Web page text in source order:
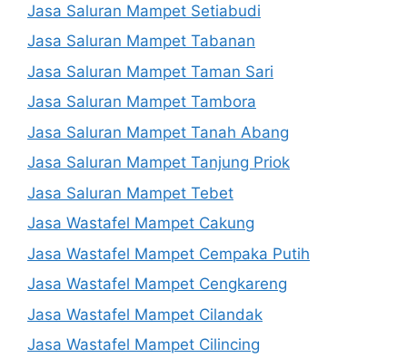
Jasa Saluran Mampet Setiabudi
Jasa Saluran Mampet Tabanan
Jasa Saluran Mampet Taman Sari
Jasa Saluran Mampet Tambora
Jasa Saluran Mampet Tanah Abang
Jasa Saluran Mampet Tanjung Priok
Jasa Saluran Mampet Tebet
Jasa Wastafel Mampet Cakung
Jasa Wastafel Mampet Cempaka Putih
Jasa Wastafel Mampet Cengkareng
Jasa Wastafel Mampet Cilandak
Jasa Wastafel Mampet Cilincing